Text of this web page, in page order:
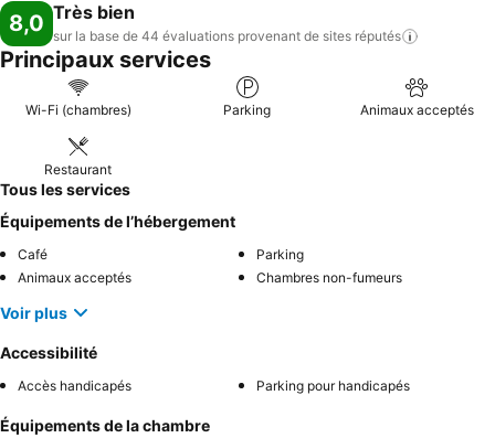
8,0 Très bien
sur la base de 44 évaluations provenant de sites réputés
Principaux services
Wi-Fi (chambres) Parking Animaux acceptés
Restaurant
Tous les services
Équipements de l’hébergement
Café
Parking
Animaux acceptés
Chambres non-fumeurs
Voir plus
Accessibilité
Accès handicapés Parking pour handicapés
Équipements de la chambre